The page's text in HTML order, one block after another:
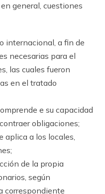
general, cuestiones
internacional, a fin de
ne­cesarias para el
las cuales fueron
en el tratado
e su capacidad
obligaciones;
aplica a los locales,
de la propia
según
correspondiente